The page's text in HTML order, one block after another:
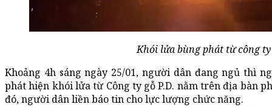
Khói lửa bùng phát từ công
Khoảng 4h sáng ngày 25/01, người dân đang ngủ thì
phát hiện khói lửa từ Công ty gỗ P.D. nằm trên địa bàn
đó, người dân liền báo tin cho lực lượng chức năng.